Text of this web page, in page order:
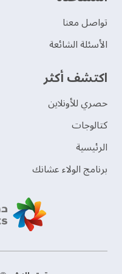
تواصل معنا
الأسئلة الشائعة
اكتشف أكثر
حصري للأونلاين
‫كتالوجات‬
الرئيسية
برنامج الولاء عشانك